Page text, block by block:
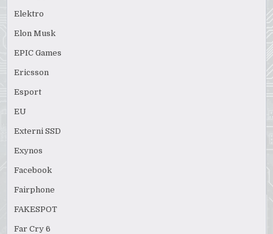
Elektro
Elon Musk
EPIC Games
Ericsson
Esport
EU
Externi SSD
Exynos
Facebook
Fairphone
FAKESPOT
Far Cry 6